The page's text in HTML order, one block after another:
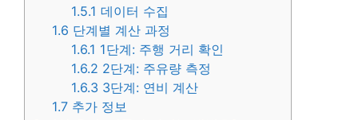
1.5.1 데이터 수집
1.6 단계별 계산 과정
1.6.1 1단계: 주행 거리 확인
1.6.2 2단계: 주유량 측정
1.6.3 3단계: 연비 계산
1.7 추가 정보